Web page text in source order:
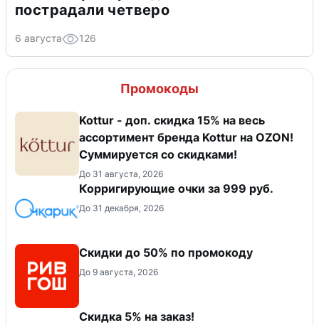
пострадали четверо
6 августа 126
Промокоды
Kottur - доп. скидка 15% на весь
ассортимент бренда Kottur на OZON!
Суммируется со скидками!
До 31 августа, 2026
Корригирующие очки за 999 руб.
До 31 декабря, 2026
Скидки до 50% по промокоду
До 9 августа, 2026
Скидка 5% на заказ!